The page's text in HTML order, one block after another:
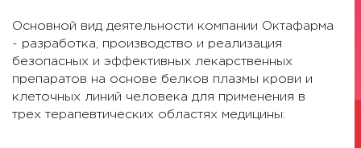
Основной вид деятельности компании Октафарма
- разработка, производство и реализация
безопасных и эффективных лекарственных
препаратов на основе белков плазмы крови и
клеточных линий человека для применения в
трех терапевтических областях медицины: